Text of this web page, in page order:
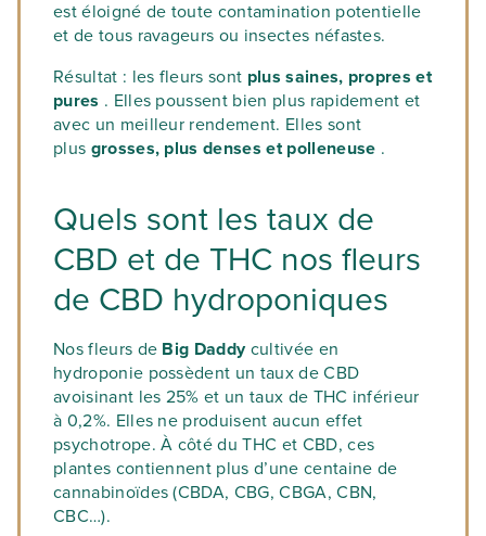
est éloigné de toute contamination potentielle
et de tous ravageurs ou insectes néfastes.
Résultat : les fleurs sont plus saines, propres et
pures . Elles poussent bien plus rapidement et
avec un meilleur rendement. Elles sont
plus grosses, plus denses et polleneuse .
Quels sont les taux de
CBD et de THC nos fleurs
de CBD hydroponiques
Nos fleurs de Big Daddy cultivée en
hydroponie possèdent un taux de CBD
avoisinant les 25% et un taux de THC inférieur
à 0,2%. Elles ne produisent aucun effet
psychotrope. À côté du THC et CBD, ces
plantes contiennent plus d’une centaine de
cannabinoïdes (CBDA, CBG, CBGA, CBN,
CBC…).